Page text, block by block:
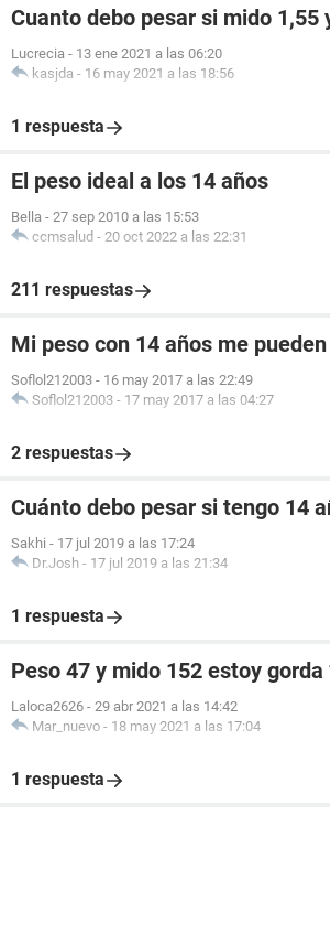
Cuanto debo pesar si mido 1,55
Lucrecia - 13 ene 2021 a las 06:20
kasjda - 16 may 2021 a las 18:56
1 respuesta
El peso ideal a los 14 años
Bella - 27 sep 2010 a las 15:53
ccmsalud - 20 oct 2022 a las 22:31
211 respuestas
Mi peso con 14 años me
Soflol212003 - 16 may 2017 a las 22:49
Soflol212003 - 17 may 2017 a las 04:27
2 respuestas
Cuánto debo pesar si tengo 14
Sakhi - 17 jul 2019 a las 17:24
Dr.Josh - 17 jul 2019 a las 21:34
1 respuesta
Peso 47 y mido 152 estoy gorda
Laloca2626 - 29 abr 2021 a las 14:42
Mar_nuevo - 18 may 2021 a las 17:04
1 respuesta